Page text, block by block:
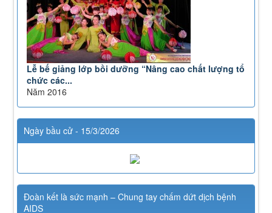
Lễ bế giảng lớp bồi dưỡng “Nâng cao chất lượng tổ
chức các...
Năm 2016
Ngày bầu cử - 15/3/2026
Đoàn kết là sức mạnh – Chung tay chấm dứt dịch bệnh
AIDS